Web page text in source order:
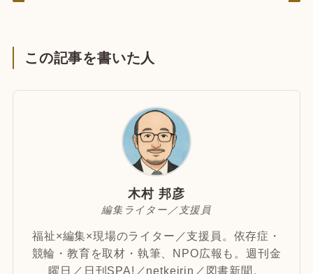
この記事を書いた人
木村 邦彦
編集ライター／支援員
福祉×編集×現場のライター／支援員。依存症・
競輪・教育を取材・執筆、NPO広報も。週刊金
曜日／日刊SPA!／netkeirin／図書新聞。